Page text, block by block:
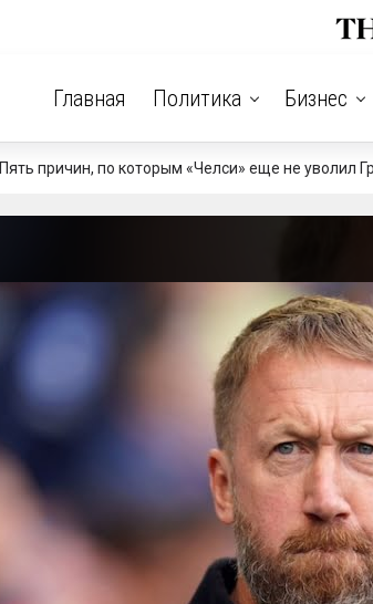
Главная Политика Бизнес
Пять причин, по которым «Челси» еще не уволил